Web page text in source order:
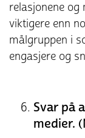
relasjonene
viktigere enn
målgruppen i
engasjere og
Svar på
medier.